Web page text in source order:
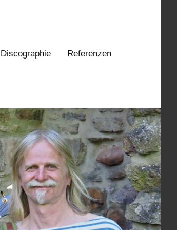
Discographie Referenzen